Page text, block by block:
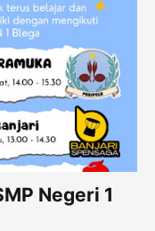
Negeri 1